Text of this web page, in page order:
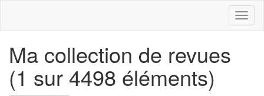
Ma collection de revues
(1 sur 4498 éléments)